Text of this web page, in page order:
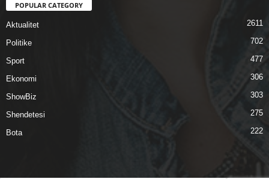
POPULAR CATEGORY
Aktualitet 2611
Politike 702
Sport 477
Ekonomi 306
ShowBiz 303
Shendetesi 275
Bota 222